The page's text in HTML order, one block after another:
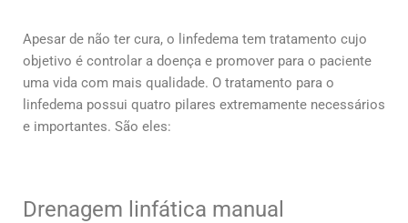
Apesar de não ter cura, o linfedema tem tratamento cujo
objetivo é controlar a doença e promover para o paciente
uma vida com mais qualidade. O tratamento para o
linfedema possui quatro pilares extremamente necessários
e importantes. São eles:
Drenagem linfática manual